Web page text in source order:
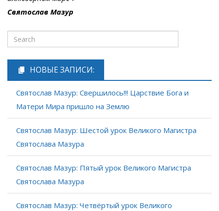
Святослав Мазур
НОВЫЕ ЗАПИСИ:
Святослав Мазур: Свершилось!!! Царствие Бога и
Матери Мира пришло на Землю
Святослав Мазур: Шестой урок Великого Магистра
Святослава Мазура
Святослав Мазур: Пятый урок Великого Магистра
Святослава Мазура
Святослав Мазур: Четвёртый урок Великого